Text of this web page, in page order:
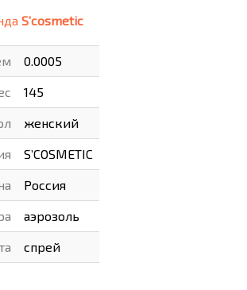
И ОСВЕЩЕНИЕ
S’cosmetic
0.0005
145
женский
S’COSMETIC
Россия
аэрозоль
спрей